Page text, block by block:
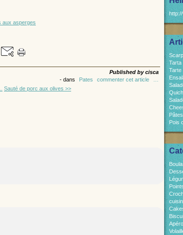
Published by cisca
- dans Pates commenter cet article
Sauté de porc aux olives >>
Tarta
Tarte
Pois
Apéro